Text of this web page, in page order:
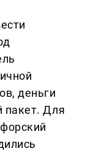
деньги
пакет. Для